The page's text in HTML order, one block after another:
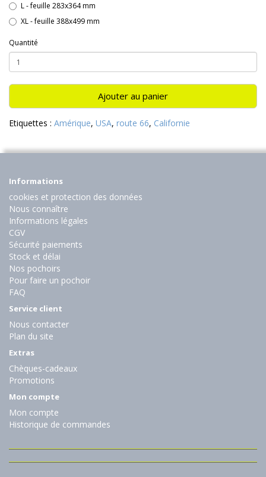
L - feuille 283x364 mm
XL - feuille 388x499 mm
Quantité
Ajouter au panier
Etiquettes : Amérique, USA, route 66, Californie
Informations
cookies et protection des données
Nous connaître
Informations légales
CGV
Sécurité paiements
Stock et délai
Nos pochoirs
Pour faire un pochoir
FAQ
Service client
Nous contacter
Plan du site
Extras
Chèques-cadeaux
Promotions
Mon compte
Mon compte
Historique de commandes